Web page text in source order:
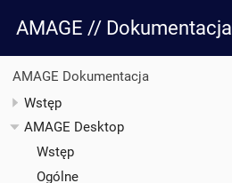
AMAGE // Dokumentacja
AMAGE Dokumentacja
Wstęp
AMAGE Desktop
Wstęp
Ogólne